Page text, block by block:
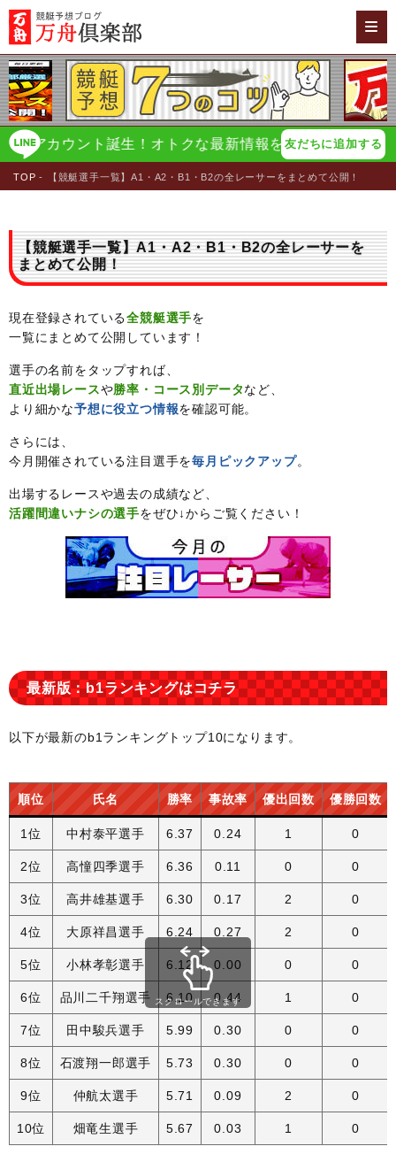
ント誕生！オトクな最新情報をイチ早く配信！ 万舟
友だちに追加する
TOP 【競艇選手一覧】A1・A2・B1・B2の全レーサーをまとめて公開！
【競艇選手一覧】A1・A2・B1・B2の全レーサーを
まとめて公開！
現在登録されている全競艇選手を
一覧にまとめて公開しています！
選手の名前をタップすれば、
直近出場レースや勝率・コース別データなど、
より細かな予想に役立つ情報を確認可能。
さらには、
今月開催されている注目選手を毎月ピックアップ。
出場するレースや過去の成績など、
活躍間違いナシの選手をぜひ↓からご覧ください！
最新版：b1ランキングはコチラ
以下が最新のb1ランキングトップ10になります。
順位 氏名 勝率 事故率 優出回数 優勝回数
1位 中村泰平選手 6.37 0.24 1 0
2位 高憧四季選手 6.36 0.11 0 0
3位 高井雄基選手 6.30 0.17 2 0
4位 大原祥昌選手 6.24 0.27 2 0
5位 小林孝彰選手 6.12 0.00 0 0
6位 品川二千翔選手 6.10 0.44 1 0
7位 田中駿兵選手 5.99 0.30 0 0
8位 石渡翔一郎選手 5.73 0.30 0 0
9位 仲航太選手 5.71 0.09 2 0
10位 畑竜生選手 5.67 0.03 1 0
スクロールできます